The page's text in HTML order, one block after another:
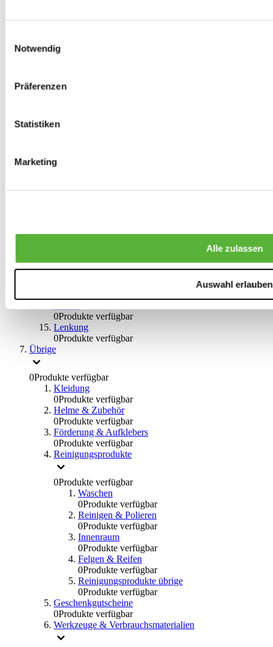
Notwendig
Präferenzen
Statistiken
Marketing
Alle zulassen
Auswahl erlauben
Bremsen
Handbremsen
0Produkte verfügbar
0Produkte verfügbar
Lenkung
0Produkte verfügbar
Übrige
0Produkte verfügbar
Kleidung
0Produkte verfügbar
Helme & Zubehör
0Produkte verfügbar
Förderung & Aufklebers
0Produkte verfügbar
Reinigungsprodukte
0Produkte verfügbar
Waschen
0Produkte verfügbar
Reinigen & Polieren
0Produkte verfügbar
Innenraum
0Produkte verfügbar
Felgen & Reifen
0Produkte verfügbar
Reinigungsprodukte übrige
0Produkte verfügbar
Geschenkgutscheine
0Produkte verfügbar
Werkzeuge & Verbrauchsmaterialien